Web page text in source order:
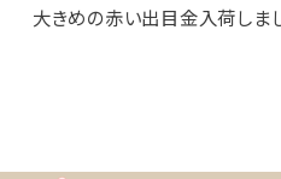
大きめの赤い出目金入荷しま